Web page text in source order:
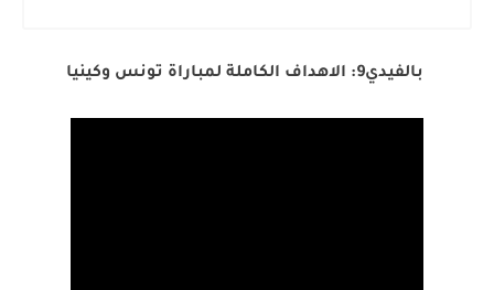
بالفيدي9: الاهداف الكاملة لمباراة تونس وكينيا